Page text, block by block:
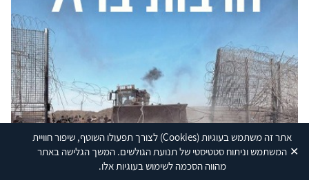
אתר זה משתמש בעוגיות(Cookies) לצורך תפעולו השוטף, שיפור חוויית
המשתמש וניתוח סטטיסטי של תנועת הגולשים. המשך הגלישה באתר
מהווה הסכמה לשימוש בעוגיות אלו.
✕